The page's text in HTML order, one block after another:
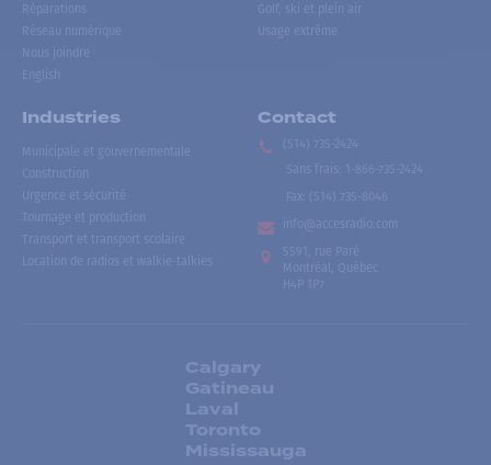
Réparations
Réseau numérique
Nous joindre
English
Golf, ski et plein air
Usage extrême
Industries
Municipale et gouvernementale
Construction
Urgence et sécurité
Tournage et production
Transport et transport scolaire
Location de radios et walkie-talkies
Contact
(514) 735-2424
Sans frais
1-866-735-2424
Fax:
(514) 735-8046
info@accesradio.com
5591, rue Paré
Montréal, Québec
H4P 1P7
Calgary
Gatineau
Laval
Toronto
Mississauga